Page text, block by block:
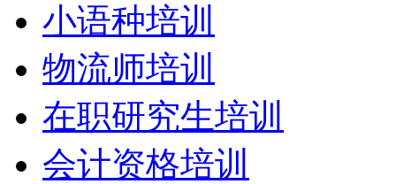
小语种培训
物流师培训
在职研究生培训
会计资格培训